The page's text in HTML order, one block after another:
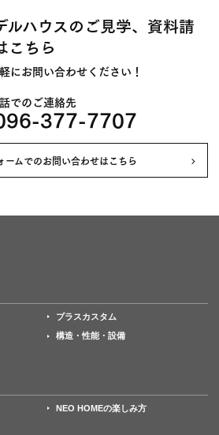
ルハウスのご見学、資料請
こちら
にお問い合わせください！
でのご連絡先
377-7707
ームでのお問い合わせはこちら
プラスカスタム
構造・性能・設備
NEO HOMEの楽しみ方